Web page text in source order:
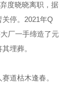
度晓晓离职，据
停。2021年Q
厂一手缔造了元
埋葬。
道枯木逢春。